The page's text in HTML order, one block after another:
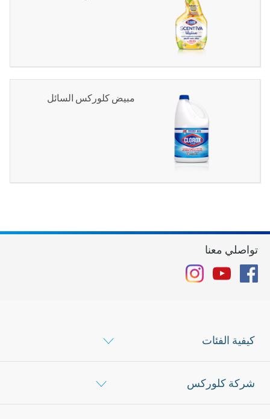
مبيض كلوركس السائل
كيفية الفئات
شركة كلوركس
تواصلي معنا
Facebook
YouTube
Instagram